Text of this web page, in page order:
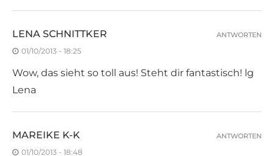
LENA SCHNITTKER
01/10/2013 - 18:25
Wow, das sieht so toll aus! Steht dir fantastisch! lg
Lena
ANTWORTEN
MAREIKE K-K
01/10/2013 - 18:48
ANTWORTEN